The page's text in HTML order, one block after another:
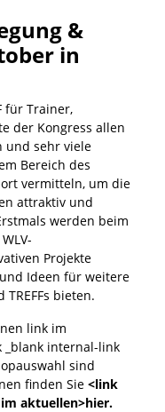
&
in
für Trainer,
der Kongress allen
und sehr viele
Bereich des
vermitteln, um die
attraktiv und
werden beim
Projekte
Ideen für weitere
bieten.
link im
_blank internal-link
sind
finden Sie <link
aktuellen>hier.